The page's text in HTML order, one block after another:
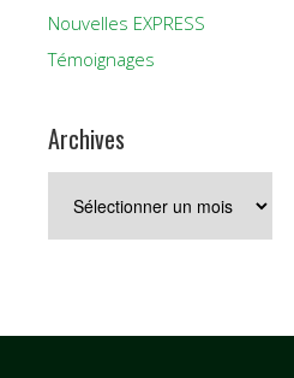
Nouvelles EXPRESS
Témoignages
Archives